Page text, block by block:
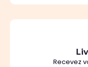
Recevez